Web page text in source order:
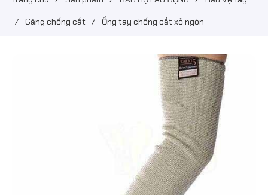
/ Găng chống cắt / Ống tay chống cắt xỏ ngón